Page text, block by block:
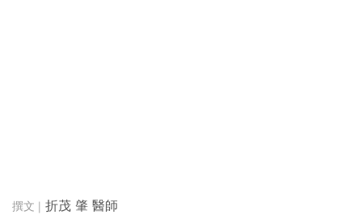
折茂 肇 醫師